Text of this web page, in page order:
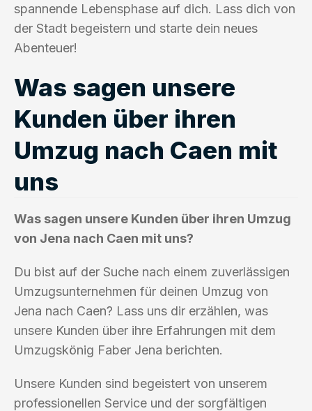
spannende Lebensphase auf dich. Lass dich von
der Stadt begeistern und starte dein neues
Abenteuer!
Was sagen unsere
Kunden über ihren
Umzug nach Caen mit
uns
Was sagen unsere Kunden über ihren Umzug
von Jena nach Caen mit uns?
Du bist auf der Suche nach einem zuverlässigen
Umzugsunternehmen für deinen Umzug von
Jena nach Caen? Lass uns dir erzählen, was
unsere Kunden über ihre Erfahrungen mit dem
Umzugskönig Faber Jena berichten.
Unsere Kunden sind begeistert von unserem
professionellen Service und der sorgfältigen